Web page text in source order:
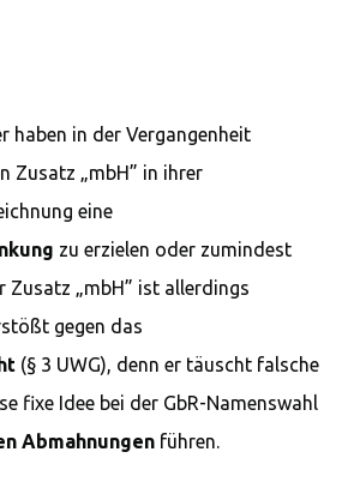
haben in der Vergangenheit
Zusatz „mbH” in ihrer
eine
zu erzielen oder zumindest
Zusatz „mbH” ist allerdings
gegen das
(§ 3 UWG), denn er täuscht falsche
fixe Idee bei der GbR-Namenswahl
Abmahnungen führen.